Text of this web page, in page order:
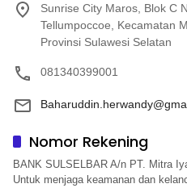
Sunrise City Maros, Blok C
Tellumpoccoe, Kecamatan
Provinsi Sulawesi Selatan
081340399001
Nomor Rekening
BANK SULSELBAR A/n PT. Mitra
Untuk menjaga keamanan dan